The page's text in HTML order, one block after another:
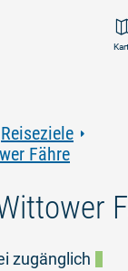
Inhalt
Footer
Reiseziele
Fähre
zugänglich